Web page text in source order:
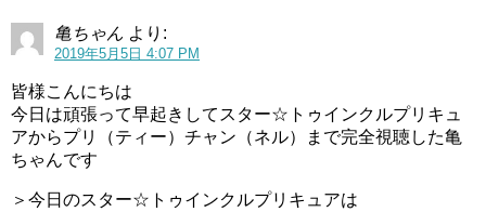
亀ちゃん より:
2019年5月5日 4:07 PM
皆様こんにちは
今日は頑張って早起きしてスター☆トゥインクルプリキュ
アからプリ（ティー）チャン（ネル）まで完全視聴した亀
ちゃんです
＞今日のスター☆トゥインクルプリキュアは